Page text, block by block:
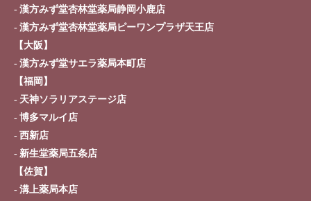
漢方みず堂杏林堂薬局静岡小鹿店
漢方みず堂杏林堂薬局ピーワンプラザ天王店
【大阪】
漢方みず堂サエラ薬局本町店
【福岡】
天神ソラリアステージ店
博多マルイ店
西新店
新生堂薬局五条店
【佐賀】
溝上薬局本店